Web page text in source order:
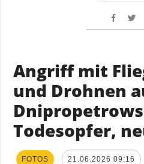
Angriff mit
und Drohnen
Todesopfer,
FOTOS 21.06.2026 09:16